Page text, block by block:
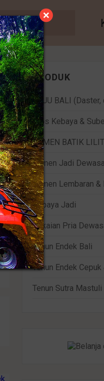
PRODUK
BAJU BALI (Daster,
Bros Kebaya &
KAMEN BATIK LILIT
Kamen Jadi Dewasa
Kamen Lembaran &
Kebaya Jadi
Pakaian Pria
Tenun Endek Bali
Tenun Endek Cepuk
Tenun Sutra Mastuli